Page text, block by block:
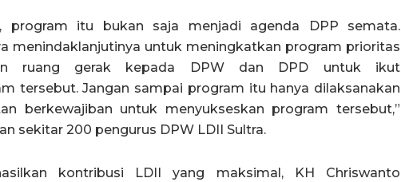
program itu bukan saja menjadi agenda DPP semata.
menindaklanjutinya untuk meningkatkan program prioritas
ruang gerak kepada DPW dan DPD untuk ikut
tersebut. Jangan sampai program itu hanya dilaksanakan
berkewajiban untuk menyukseskan program tersebut,”
sekitar 200 pengurus DPW LDII Sultra.
kontribusi LDII yang maksimal, KH Chriswanto